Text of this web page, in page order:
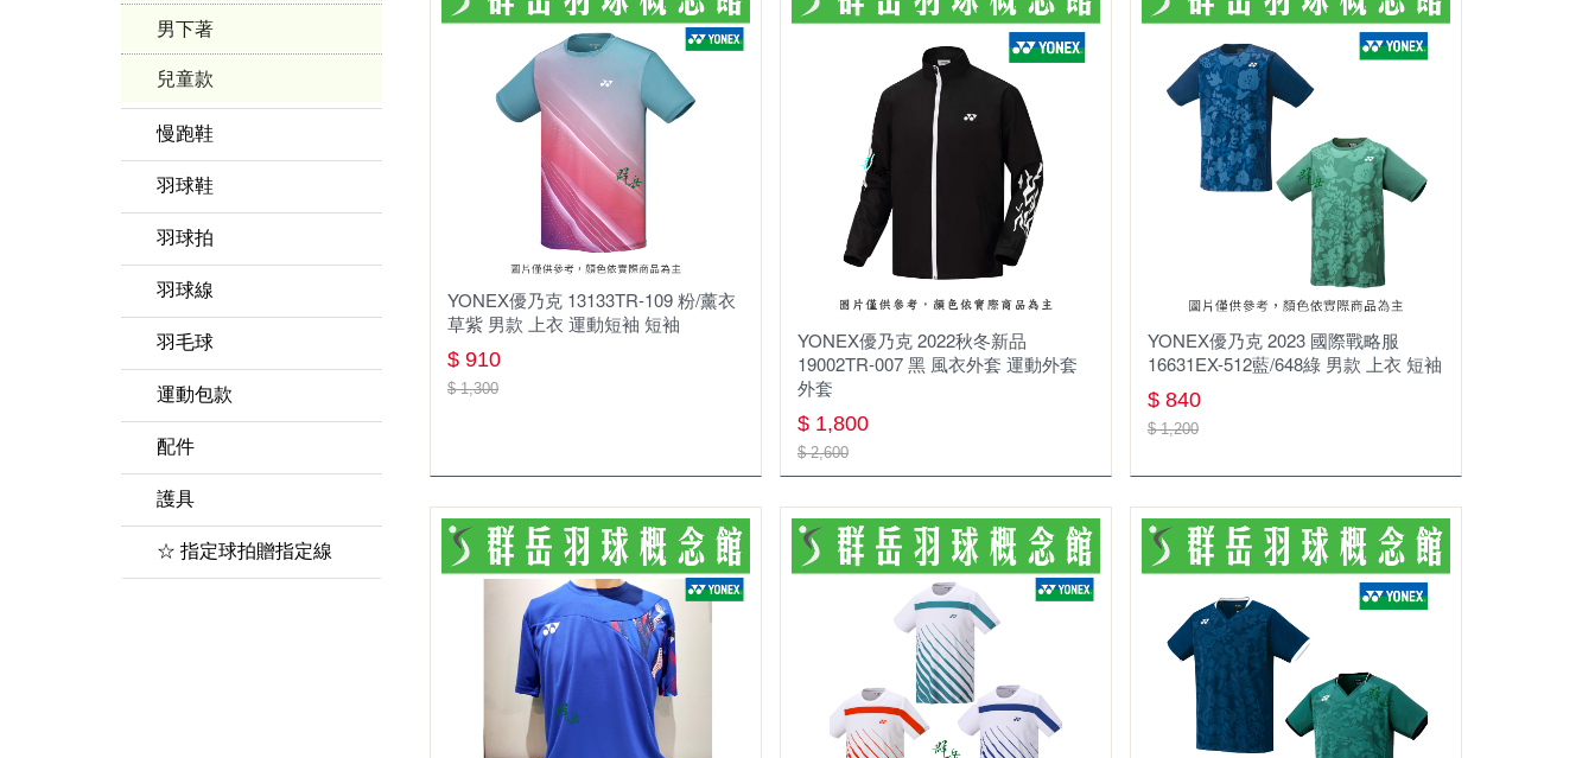
男下著
兒童款
慢跑鞋
羽球鞋
YONEX優乃克
MIZUNO美津濃
兒童款 羽球鞋
羽球拍
羽球線
羽毛球
運動包款
鞋袋
羽球矩形包/背包
配件
握把布
襪子&毛巾
護具
☆ 指定球拍贈指定線
YONEX優乃克 13133TR-109 粉/薰衣
草紫 男款 上衣 運動短袖 短袖
$ 910
$ 1,300
YONEX優乃克 2022秋冬新品
19002TR-007 黑 風衣外套 運動外套
外套
$ 1,800
$ 2,600
YONEX優乃克 2023 國際戰略服
16631EX-512藍/648綠 男款 上衣 短袖
$ 840
$ 1,200